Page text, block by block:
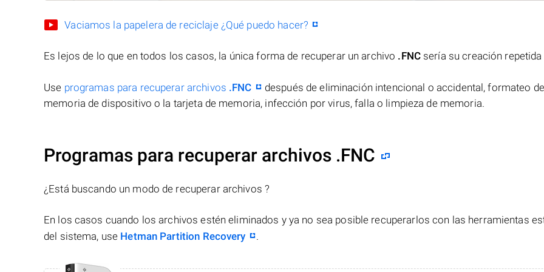
Vaciamos la papelera de reciclaje ¿Qué puedo hacer?
Es lejos de lo que en todos los casos, la única forma de recuperar un archivo .FNCsería su creación repetida
Use programas para recuperar archivos .FNC
después de eliminación intencional o accidental, formateo
memoria de dispositivo o la tarjeta de memoria, infección por virus, falla o limpieza de memoria.
Programas para recuperar archivos .FNC
¿Está buscando un modo de recuperar archivos ?
En los casos cuando los archivos estén eliminados y ya no sea posible recuperarlos con las herramientas
del sistema, use Hetman Partition Recovery .